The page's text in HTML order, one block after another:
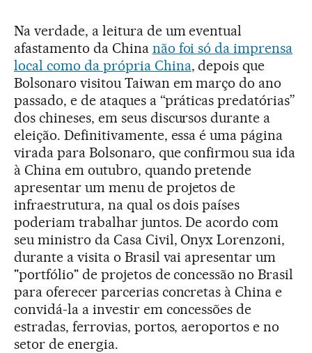
Na verdade, a leitura de um eventual
afastamento da China não foi só da imprensa
local como da própria China, depois que
Bolsonaro visitou Taiwan em março do ano
passado, e de ataques a “práticas predatórias”
dos chineses, em seus discursos durante a
eleição. Definitivamente, essa é uma página
virada para Bolsonaro, que confirmou sua ida
à China em outubro, quando pretende
apresentar um menu de projetos de
infraestrutura, na qual os dois países
poderiam trabalhar juntos. De acordo com
seu ministro da Casa Civil, Onyx Lorenzoni,
durante a visita o Brasil vai apresentar um
"portfólio" de projetos de concessão no Brasil
para oferecer parcerias concretas à China e
convidá-la a investir em concessões de
estradas, ferrovias, portos, aeroportos e no
setor de energia.